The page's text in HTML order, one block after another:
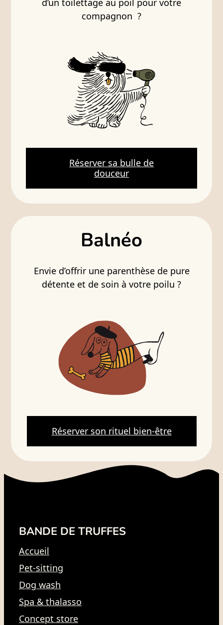
d’un toilettage au poil pour votre
compagnon ?
Réserver sa bulle de
douceur
Balnéo
Envie d’offrir une parenthèse de pure
détente et de soin à votre poilu ?
Réserver son rituel bien-être
BANDE DE TRUFFES
Accueil
Pet-sitting
Dog wash
Spa & thalasso
Concept store